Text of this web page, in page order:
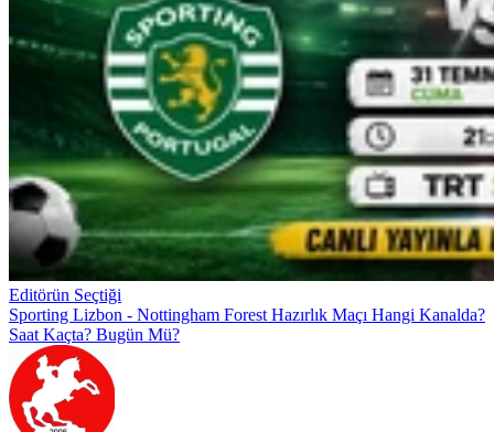
Editörün Seçtiği
Sporting Lizbon - Nottingham Forest Hazırlık Maçı Hangi Kanalda?
Saat Kaçta? Bugün Mü?